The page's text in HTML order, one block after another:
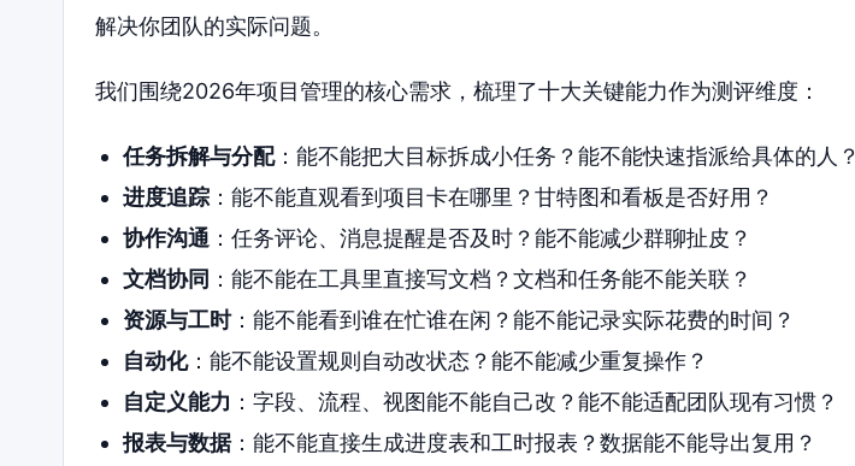
解决你团队的实际问题。
我们围绕2026年项目管理的核心需求，梳理了十大关键能力作为测评维度：
任务拆解与分配：能不能把大目标拆成小任务？能不能快速指派给具体的人？
进度追踪：能不能直观看到项目卡在哪里？甘特图和看板是否好用？
协作沟通 ：任务评论、消息提醒是否及时？能不能减少群聊扯皮？
文档协同 ：能不能在工具里直接写文档？文档和任务能不能关联？
资源与工时：能不能看到谁在忙谁在闲？能不能记录实际花费的时间？
自动化：能不能设置规则自动改状态？能不能减少重复操作？
自定义能力 ：字段、流程、视图能不能自己改？能不能适配团队现有习惯？
报表与数据：能不能直接生成进度表和工时报表？数据能不能导出复用？